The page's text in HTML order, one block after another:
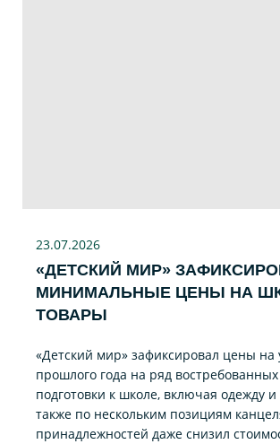
23.07.2026
«ДЕТСКИЙ МИР»
МИНИМАЛЬНЫЕ ЦЕНЫ НА
ТОВАРЫ
«Детский мир» зафиксировал цены на
прошлого года на ряд
подготовки к школе, включая одежду и
также по нескольким позициям
принадлежностей даже снизил